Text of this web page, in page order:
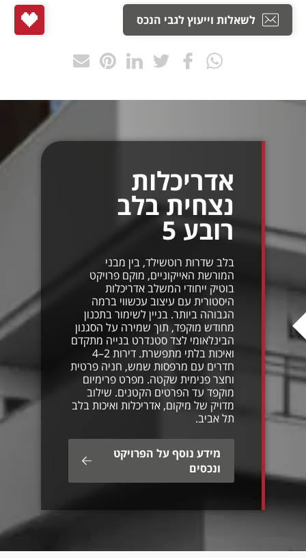
לשאלות וייעוץ לגבי הנכס
אדריכלות
נצחית בלב
רובע 5
בלב שדרות רוטשילד, בין מבני
המורשת האייקוניים, מוקם פרויקט
בוטיק ייחודי המשלב אדריכלות
היסטורית עם עיצוב עכשווי ברמה
הגבוהה ביותר. בניין לשימור בתכנון
מחודש מוקפד, תוך שמירה על הסגנון
הבינלאומי לצד סטנדרט בנייה מתקדם
ואיכות בלתי מתפשרת. דירות 2–4
חדרים עם מרפסות שמש, חניה פרטית
וחצר פנימית שקטה. מפרט פרימיום
מוקפד עד הפרטים הקטנים. שילוב
מדויק של מיקום, אדריכלות ואיכות בלב
תל אביב.
מידע נוסף על הפרויקט
ונכסים